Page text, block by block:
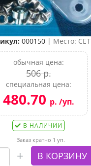
000150| Место: CET
обычная цена:
506 р.
специальная цена:
480.70 р. /уп.
В НАЛИЧИИ
Заказ кратно 1 уп.